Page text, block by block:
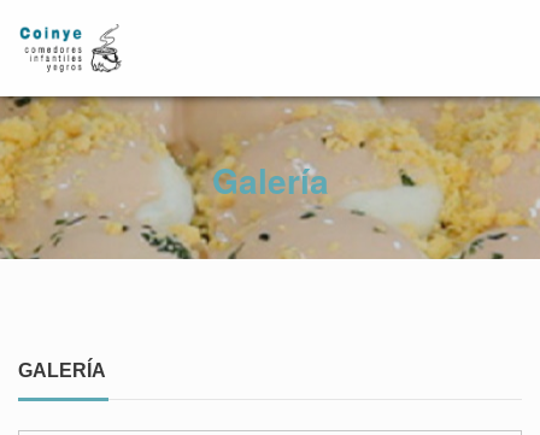
Galería
GALERÍA